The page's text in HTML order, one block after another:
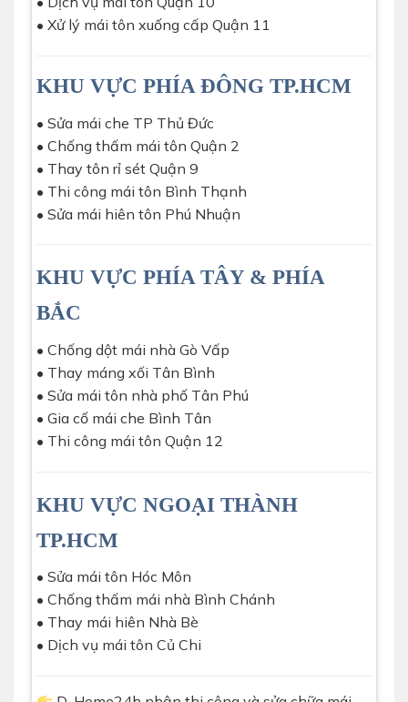
• Xử lý mái tôn xuống cấp Quận 11
KHU VỰC PHÍA ĐÔNG TP.HCM
• Sửa mái che TP Thủ Đức
• Chống thấm mái tôn Quận 2
• Thay tôn rỉ sét Quận 9
• Thi công mái tôn Bình Thạnh
• Sửa mái hiên tôn Phú Nhuận
KHU VỰC PHÍA TÂY & PHÍA
BẮC
• Chống dột mái nhà Gò Vấp
• Thay máng xối Tân Bình
• Sửa mái tôn nhà phố Tân Phú
• Gia cố mái che Bình Tân
• Thi công mái tôn Quận 12
KHU VỰC NGOẠI THÀNH
TP.HCM
• Sửa mái tôn Hóc Môn
• Chống thấm mái nhà Bình Chánh
• Thay mái hiên Nhà Bè
• Dịch vụ mái tôn Củ Chi